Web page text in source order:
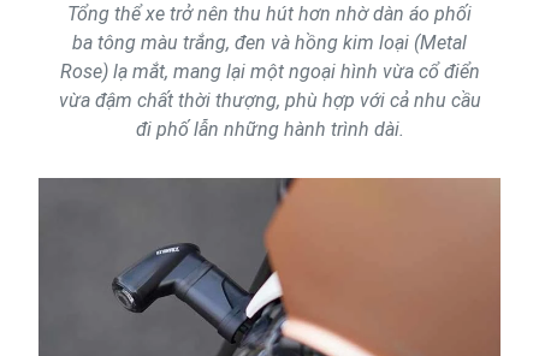
Tổng thể xe trở nên thu hút hơn nhờ dàn áo phối
ba tông màu trắng, đen và hồng kim loại (Metal
Rose) lạ mắt, mang lại một ngoại hình vừa cổ điển
vừa đậm chất thời thượng, phù hợp với cả nhu cầu
đi phố lẫn những hành trình dài.